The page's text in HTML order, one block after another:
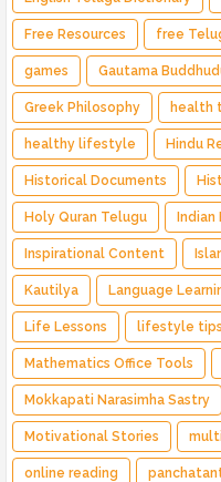
Free Resources free
games Gautama
Greek Philosophy health
healthy lifestyle Hindu
Historical Documents
Holy Quran Telugu Indian
Inspirational Content
Kautilya Language
Life Lessons lifestyle tips
Mathematics Office Tools
Mokkapati Narasimha Sastry
Motivational Stories
online reading